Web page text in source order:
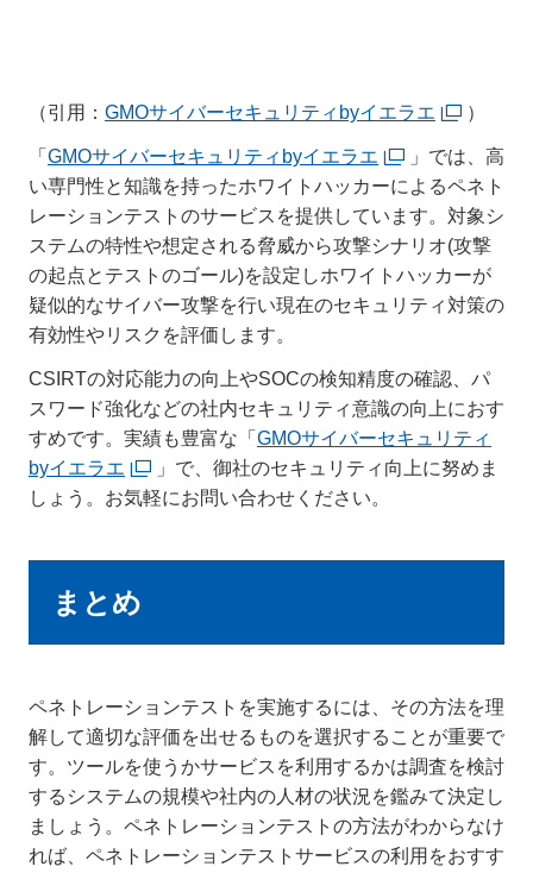
（引用： GMOサイバーセキュリティbyイエラエ ）
「 GMOサイバーセキュリティbyイエラエ
」では、高
い専門性と知識を持ったホワイトハッカーによるペネト
レーションテストのサービスを提供しています。対象シ
ステムの特性や想定される脅威から攻撃シナリオ(攻撃
の起点とテストのゴール)を設定しホワイトハッカーが
疑似的なサイバー攻撃を行い現在のセキュリティ対策の
有効性やリスクを評価します。
CSIRTの対応能力の向上やSOCの検知精度の確認、パ
スワード強化などの社内セキュリティ意識の向上におす
すめです。実績も豊富な「 GMOサイバーセキュリティ
byイエラエ
」で、御社のセキュリティ向上に努めま
しょう。お気軽にお問い合わせください。
まとめ
ペネトレーションテストを実施するには、その方法を理
解して適切な評価を出せるものを選択することが重要で
す。ツールを使うかサービスを利用するかは調査を検討
するシステムの規模や社内の人材の状況を鑑みて決定し
ましょう。ペネトレーションテストの方法がわからなけ
れば、ペネトレーションテストサービスの利用をおすす